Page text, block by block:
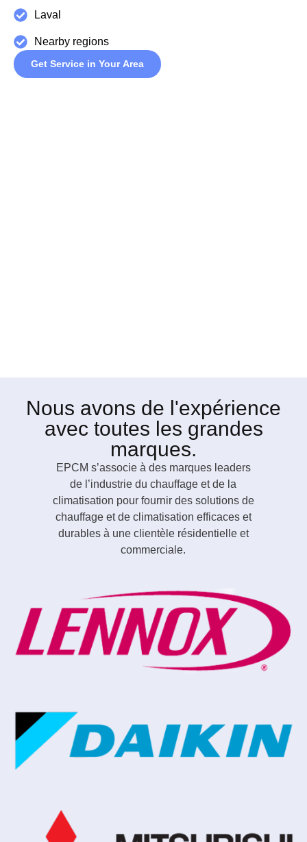
Laval
Nearby regions
Get Service in Your Area
Nous avons de l'expérience
avec toutes les grandes
marques.
EPCM s’associe à des marques leaders
de l’industrie du chauffage et de la
climatisation pour fournir des solutions de
chauffage et de climatisation efficaces et
durables à une clientèle résidentielle et
commerciale.